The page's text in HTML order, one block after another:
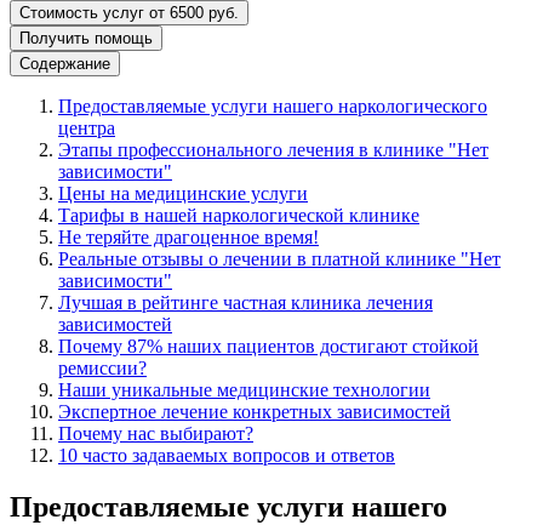
Стоимость услуг от 6500 руб.
Получить помощь
Содержание
Предоставляемые услуги нашего наркологического
центра
Этапы профессионального лечения в клинике "Нет
зависимости"
Цены на медицинские услуги
Тарифы в нашей наркологической клинике
Не теряйте драгоценное время!
Реальные отзывы о лечении в платной клинике "Нет
зависимости"
Лучшая в рейтинге частная клиника лечения
зависимостей
Почему 87% наших пациентов достигают стойкой
ремиссии?
Наши уникальные медицинские технологии
Экспертное лечение конкретных зависимостей
Почему нас выбирают?
10 часто задаваемых вопросов и ответов
Предоставляемые услуги нашего